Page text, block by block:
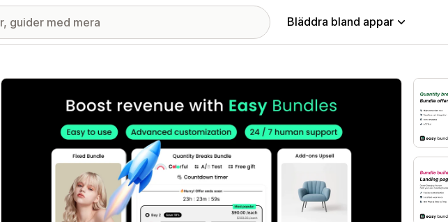
Bläddra bland appar
Galleri med utvalda bilder